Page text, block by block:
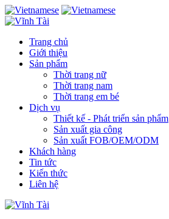
Trang chủ
Giới thiệu
Sản phẩm
Thời trang nữ
Thời trang nam
Thời trang em bé
Dịch vụ
Thiết kế - Phát triển sản phẩm
Sản xuất gia công
Sản xuất FOB/OEM/ODM
Khách hàng
Tin tức
Kiến thức
Liên hệ